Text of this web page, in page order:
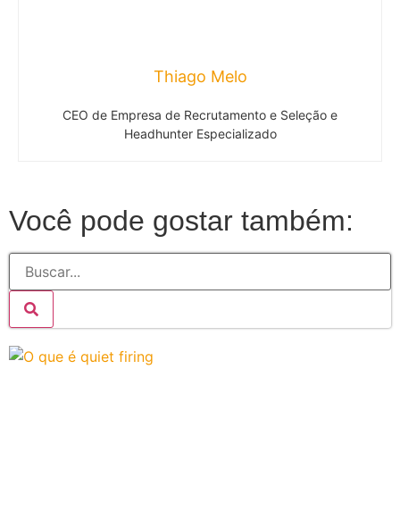
Thiago Melo
CEO de Empresa de Recrutamento e Seleção e
Headhunter Especializado
Você pode gostar também: